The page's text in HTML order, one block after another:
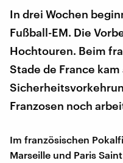
In drei Wochen
Fußball-EM. Die
Hochtouren. Beim
Stade de France
Franzosen noch
Im französischen
Marseille und Paris